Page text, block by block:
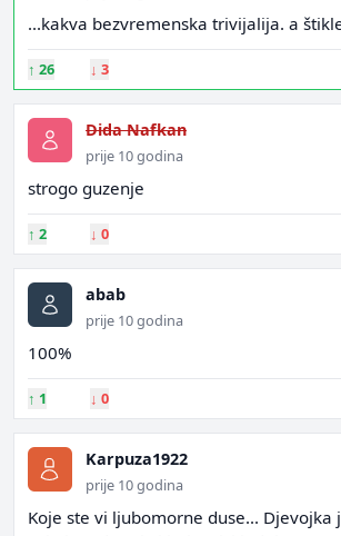
...kakva bezvremenska trivijalija. a
↑ 26 ↓ 3
Dida Nafkan
prije 10 godina
strogo guzenje
↑ 2 ↓ 0
abab
prije 10 godina
100%
↑ 1 ↓ 0
Karpuza1922
prije 10 godina
Koje ste vi ljubomorne duse... Djevojka